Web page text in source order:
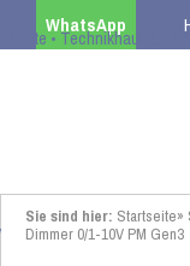
WhatsApp
Sie sind hier: Startseite»
Dimmer 0/1-10V PM Gen3